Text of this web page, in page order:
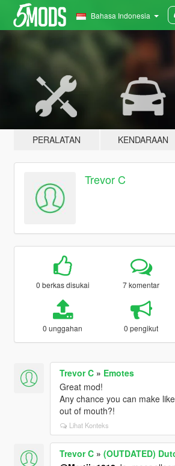
Bahasa Indonesia
PERALATAN KENDARAAN
Trevor C
0 berkas disukai 7 komentar
0 unggahan 0 pengikut
Trevor C» Emotes
Great mod!
Any chance you can make
out of mouth?!
Lihat Konteks
Trevor C» (OUTDATED)